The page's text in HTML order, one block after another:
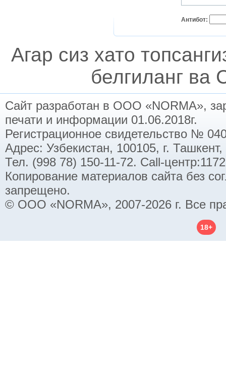
Антибот:
Агар сиз хато
белгиланг ва
Сайт разработан в ООО «NORMA»,
печати и информации 01.06.2018г.
Регистрационное свидетельство №
Адрес: Узбекистан, 100105, г.
Тел. (998 78) 150-11-72. Call-
Копирование материалов сайта без
запрещено.
© ООО «NORMA», 2007-2026 г. Все
18+